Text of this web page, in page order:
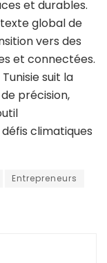
et durables.
global de
vers des
et connectées.
suit la
précision,
climatiques
Entrepreneurs